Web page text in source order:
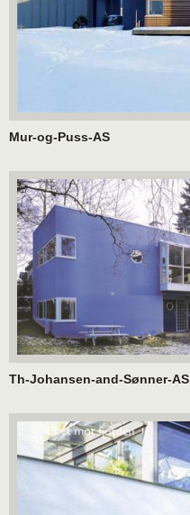
Mur-og-Puss-AS
Th-Johansen-and-Sønner-AS